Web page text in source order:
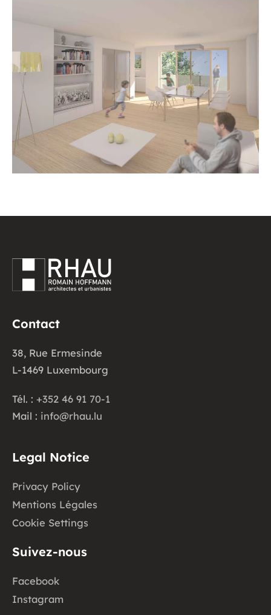
Contact
38, Rue Ermesinde
L-1469 Luxembourg
Tél. : +352 46 91 70-1
Mail : info@rhau.lu
Legal Notice
Privacy Policy
Mentions Légales
Cookie Settings
Suivez-nous
Facebook
Instagram